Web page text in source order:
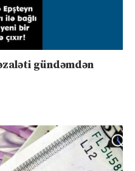
gündəmdən